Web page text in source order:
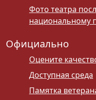
Фото театра
национальному
Официально
Оцените
Доступная среда
Памятка